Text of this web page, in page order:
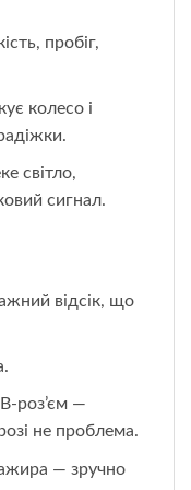
пробіг,
колесо і
світло,
сигнал.
відсік, що
роз’єм —
не проблема.
— зручно